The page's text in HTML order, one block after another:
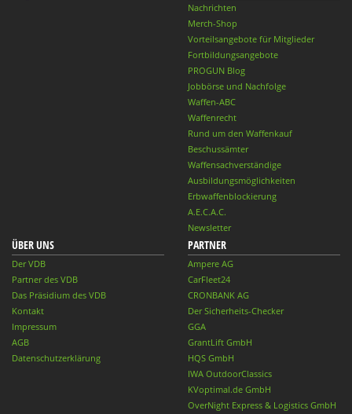
Nachrichten
Merch-Shop
Vorteilsangebote für Mitglieder
Fortbildungsangebote
PROGUN Blog
Jobbörse und Nachfolge
Waffen-ABC
Waffenrecht
Rund um den Waffenkauf
Beschussämter
Waffensachverständige
Ausbildungsmöglichkeiten
Erbwaffenblockierung
A.E.C.A.C.
Newsletter
ÜBER UNS
Der VDB
Partner des VDB
Das Präsidium des VDB
Kontakt
Impressum
AGB
Datenschutzerklärung
PARTNER
Ampere AG
CarFleet24
CRONBANK AG
Der Sicherheits-Checker
GGA
GrantLift GmbH
HQS GmbH
IWA OutdoorClassics
KVoptimal.de GmbH
OverNight Express & Logistics GmbH